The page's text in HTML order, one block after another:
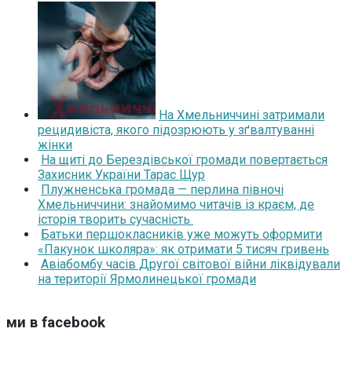
На Хмельниччині затримали
рецидивіста, якого підозрюють у зґвалтуванні
жінки
На щиті до Берездівської громади повертається
Захисник України Тарас Щур
Плужненська громада — перлина півночі
Хмельниччини: знайомимо читачів із краєм, де
історія творить сучасність
Батьки першокласників уже можуть оформити
«Пакунок школяра»: як отримати 5 тисяч гривень
Авіабомбу часів Другої світової війни ліквідували
на території Ярмолинецької громади
ми в facebook